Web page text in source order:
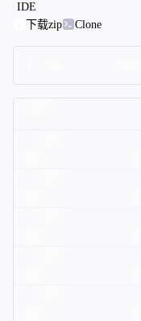
IDE
下载zip
Clone